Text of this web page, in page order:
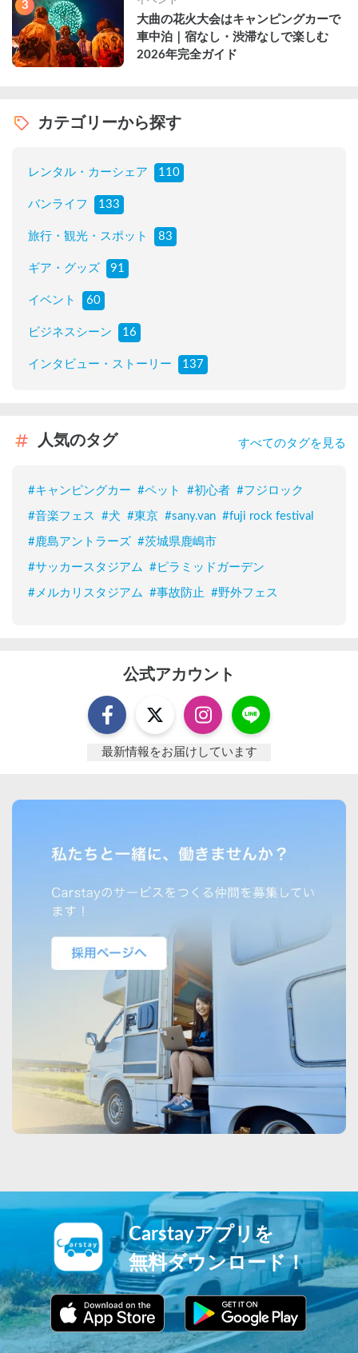
3
大曲の花火大会はキャンピングカーで
車中泊｜宿なし・渋滞なしで楽しむ
2026年完全ガイド
カテゴリーから探す
レンタル・カーシェア 110
バンライフ 133
旅行・観光・スポット 83
ギア・グッズ 91
イベント 60
ビジネスシーン 16
インタビュー・ストーリー 137
人気のタグ すべてのタグを見る
#キャンピングカー #ペット #初心者 #フジロック
#音楽フェス #犬 #東京 #sany.van #fuji rock festival
#鹿島アントラーズ #茨城県鹿嶋市
#サッカースタジアム #ピラミッドガーデン
#メルカリスタジアム #事故防止 #野外フェス
公式アカウント
最新情報をお届けしています
Carstayアプリを
無料ダウンロード！